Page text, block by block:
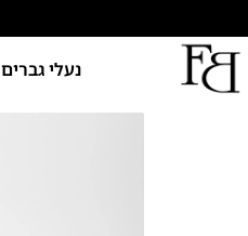
נעלי גברים